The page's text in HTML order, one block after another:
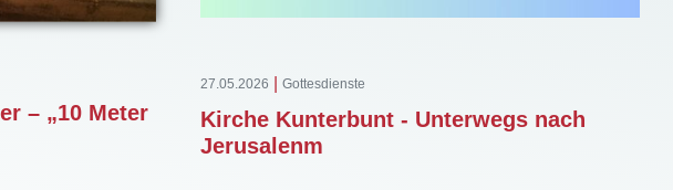
– „10 Meter
27.05.2026 Gottesdienste
Kirche Kunterbunt - Unterwegs nach
Jerusalenm